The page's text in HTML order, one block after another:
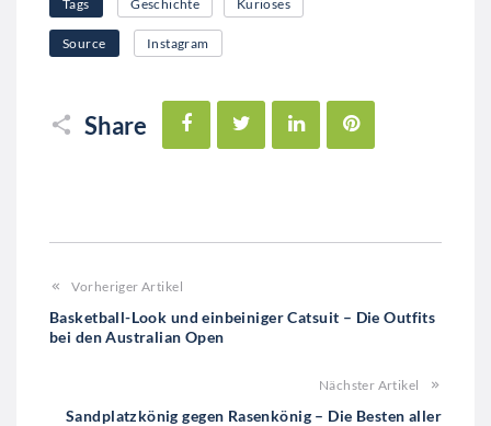
Tags Geschichte Kurioses
Source Instagram
Share
FacebookTwitter LinkedIn
Vorheriger Artikel
Basketball-Look und einbeiniger Catsuit – Die Outfits
bei den Australian Open
Nächster Artikel
Sandplatzkönig gegen Rasenkönig – Die Besten aller